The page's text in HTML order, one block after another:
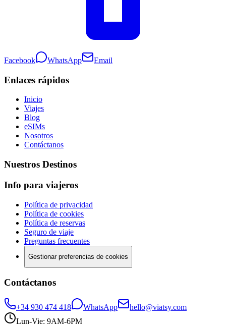
Facebook WhatsApp Email
Enlaces rápidos
Inicio
Viajes
Blog
eSIMs
Nosotros
Contáctanos
Nuestros Destinos
Info para viajeros
Política de privacidad
Política de cookies
Política de reservas
Seguro de viaje
Preguntas frecuentes
Gestionar preferencias de cookies
Contáctanos
+34 930 474 418 WhatsApp
hello@viatsy.com
Lun-Vie: 9AM-6PM